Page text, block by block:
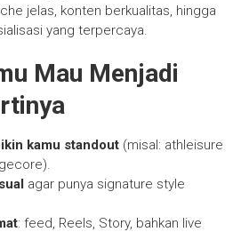
jelas, konten berkualitas, hingga
yang terpercaya.
Mau Menjadi
kamu standout(misal: athleisure
agar punya signature style
: feed, Reels, Story, bahkan live